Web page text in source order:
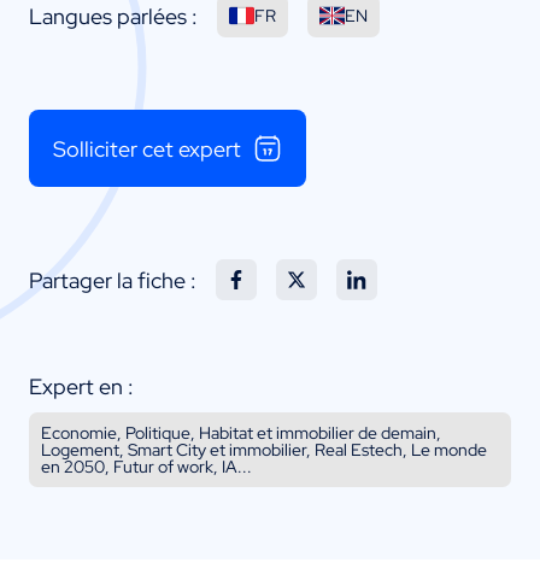
Langues parlées : FR EN
Solliciter cet expert
Partager la fiche :
Expert en :
Economie, Politique, Habitat et immobilier de demain,
Logement, Smart City et immobilier, Real Estech, Le monde
en 2050, Futur of work, IA...